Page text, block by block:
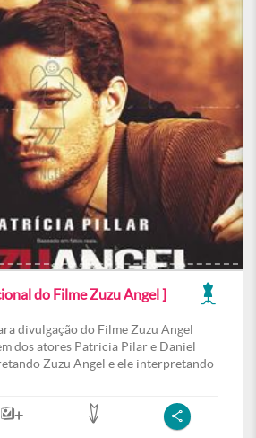
do Filme Zuzu Angel ]
divulgação do Filme Zuzu Angel
dos atores Patricia Pilar e Daniel
Zuzu Angel e ele interpretando